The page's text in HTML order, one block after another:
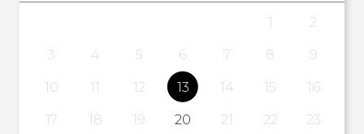
1
2
3
4 5 6 7 8
9
10
11 12 13 14 15
16
17
18 19 20 21 22
23